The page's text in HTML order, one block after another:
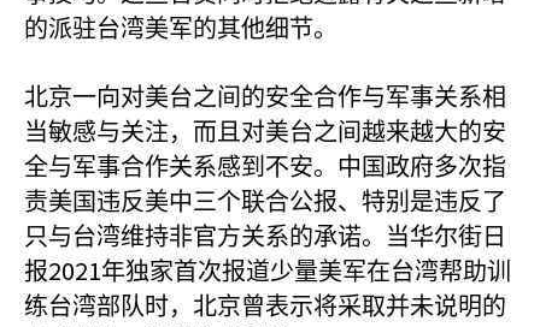
的派驻台湾美军的其他细节。
北京一向对美台之间的安全合作与军事关系相
当敏感与关注，而且对美台之间越来越大的安
全与军事合作关系感到不安。中国政府多次指
责美国违反美中三个联合公报、特别是违反了
只与台湾维持非官方关系的承诺。当华尔街日
报2021年独家首次报道少量美军在台湾帮助训
练台湾部队时，北京曾表示将采取并未说明的